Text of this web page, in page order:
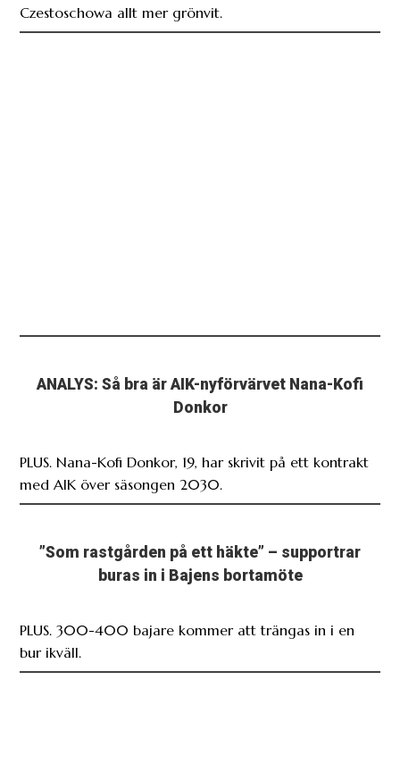
Czestoschowa allt mer grönvit.
ANALYS: Så bra är AIK-nyförvärvet Nana-Kofi
Donkor
PLUS. Nana-Kofi Donkor, 19, har skrivit på ett kontrakt
med AIK över säsongen 2030.
”Som rastgården på ett häkte” – supportrar
buras in i Bajens bortamöte
PLUS. 300-400 bajare kommer att trängas in i en
bur ikväll.